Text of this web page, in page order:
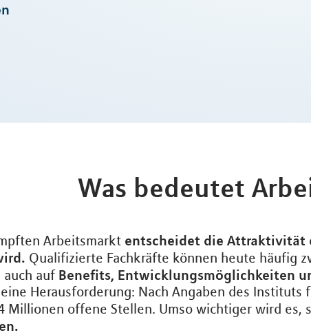
Was bedeutet
Arbeitsmarkt entscheidet die Attraktivität
Qualifizierte Fachkräfte können heute häufig
auch auf Benefits, Entwicklungsmöglichkeiten
Herausforderung: Nach Angaben des
Millionen offene Stellen. Umso wichtiger wird